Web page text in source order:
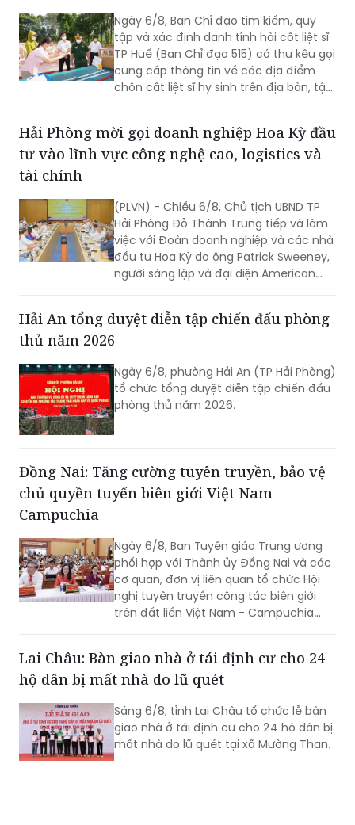
Ngày 6/8, Ban Chỉ đạo tìm kiếm, quy
tập và xác định danh tính hài cốt liệt sĩ
TP Huế (Ban Chỉ đạo 515) có thư kêu gọi
cung cấp thông tin về các địa điểm
chôn cất liệt sĩ hy sinh trên địa bàn, tập
và khu vực sông Truồi (xã Lộc An).
Hải Phòng mời gọi doanh nghiệp Hoa Kỳ đầu
tư vào lĩnh vực công nghệ cao, logistics và
tài chính
(PLVN) - Chiều 6/8, Chủ tịch UBND TP
Hải Phòng Đỗ Thành Trung tiếp và làm
việc với Đoàn doanh nghiệp và các nhà
đầu tư Hoa Kỳ do ông Patrick Sweeney,
người sáng lập và đại diện American
tìm hiểu cơ hội đầu tư tại Hải Phòng.
Hải An tổng duyệt diễn tập chiến đấu phòng
thủ năm 2026
Ngày 6/8, phường Hải An (TP Hải Phòng)
tổ chức tổng duyệt diễn tập chiến đấu
phòng thủ năm 2026.
Đồng Nai: Tăng cường tuyên truyền, bảo vệ
chủ quyền tuyến biên giới Việt Nam -
Campuchia
Ngày 6/8, Ban Tuyên giáo Trung ương
phối hợp với Thành ủy Đồng Nai và các
cơ quan, đơn vị liên quan tổ chức Hội
nghị tuyên truyền công tác biên giới
trên đất liền Việt Nam - Campuchia
Lai Châu: Bàn giao nhà ở tái định cư cho 24
hộ dân bị mất nhà do lũ quét
Sáng 6/8, tỉnh Lai Châu tổ chức lễ bàn
giao nhà ở tái định cư cho 24 hộ dân bị
mất nhà do lũ quét tại xã Mường Than.